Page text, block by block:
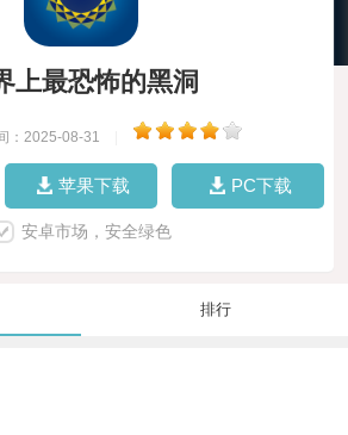
上最恐怖的黑洞
：2025-08-31
苹果下载 PC下载
安卓市场，安全绿色
排行